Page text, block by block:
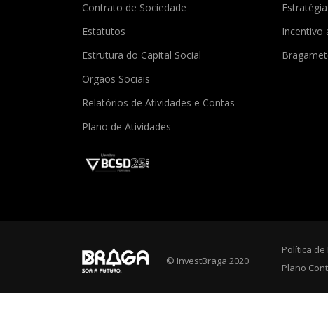
Contrato de Sociedade
Estatutos
Estrutura do Capital Social
Orgãos Sociais
Relatórios de Atividades e Contas
Plano de Atividades
Incentivo
© InvestBraga 2020
Política
Plano